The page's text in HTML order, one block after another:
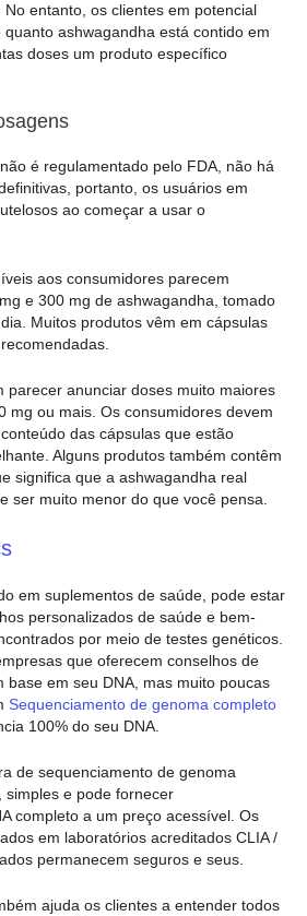
entanto, os clientes em potencial
ashwagandha está contido em
doses um produto específico
é regulamentado pelo FDA, não há
portanto, os usuários em
ao começar a usar o
aos consumidores parecem
e 300 mg de ashwagandha, tomado
Muitos produtos vêm em cápsulas
parecer anunciar doses muito maiores
mg ou mais. Os consumidores devem
das cápsulas que estão
Alguns produtos também contêm
significa que a ashwagandha real
ser muito menor do que você pensa.
em suplementos de saúde, pode estar
personalizados de saúde e bem-
por meio de testes genéticos.
que oferecem conselhos de
base em seu DNA, mas muito poucas
Sequenciamento de genoma completo
100% do seu DNA.
de sequenciamento de genoma
e pode fornecer
completo a um preço acessível. Os
em laboratórios acreditados CLIA /
permanecem seguros e seus.
ajuda os clientes a entender todos